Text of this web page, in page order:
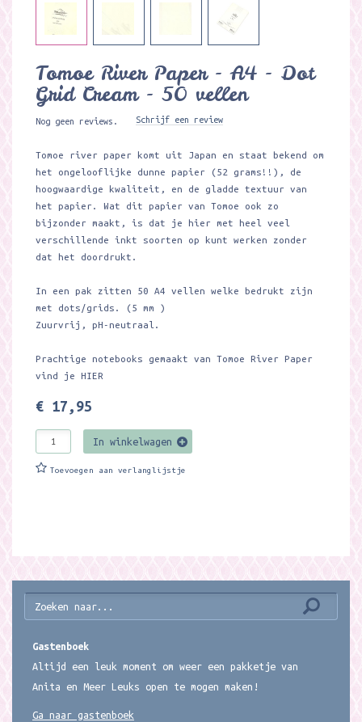
Tomoe River Paper - A4 - Dot
Grid Cream - 50 vellen
Nog geen reviews. Schrijf een review
Tomoe river paper komt uit Japan en staat bekend om
het ongelooflijke dunne papier (52 grams!!), de
hoogwaardige kwaliteit, en de gladde textuur van
het papier. Wat dit papier van Tomoe ook zo
bijzonder maakt, is dat je hier met heel veel
verschillende inkt soorten op kunt werken zonder
dat het doordrukt.
In een pak zitten 50 A4 vellen welke bedrukt zijn
met dots/grids. (5 mm )
Zuurvrij, pH-neutraal.
Prachtige notebooks gemaakt van Tomoe River Paper
vind je HIER
€ 17,95
In winkelwagen
Toevoegen aan verlanglijstje
Gastenboek
Altijd een leuk moment om weer een pakketje van
Anita en Meer Leuks open te mogen maken!
Ga naar gastenboek